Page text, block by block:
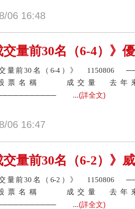
06 16:48
交量前30名（6-4）》
交量前30名（6-4）》 1150806
票名稱 成交量
...(詳全文)
06 16:47
交量前30名（6-2）》
交量前30名（6-2）》 1150806
票名稱 成交量
...(詳全文)